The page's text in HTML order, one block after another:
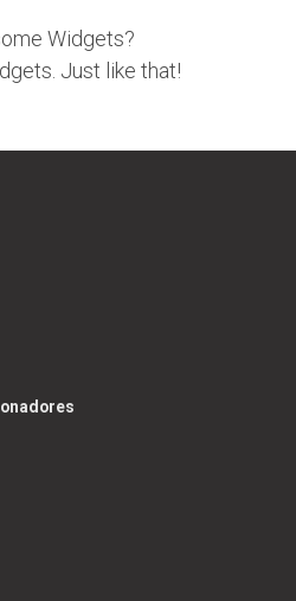
Widgets?
Just like that!